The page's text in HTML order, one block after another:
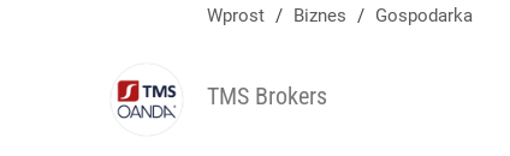
Na taki komunikat kierowcy czekali od dawna.
dodaj
Wprost / Biznes / Gospodarka
TMS Brokers